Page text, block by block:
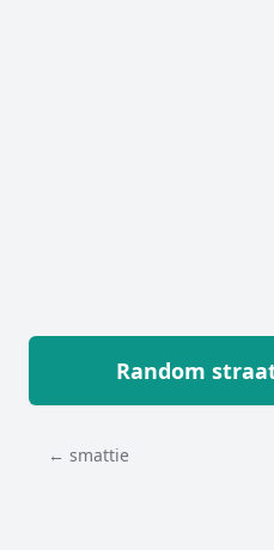
Random
← smattie